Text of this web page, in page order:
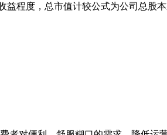
程度，总市值计较公式为公司总股